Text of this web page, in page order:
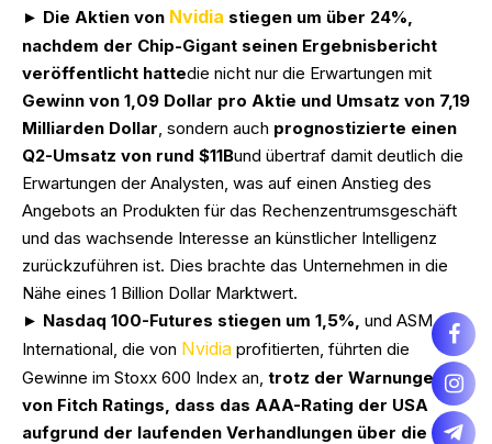
► Die Aktien von Nvidia stiegen um über 24%,
nachdem der Chip-Gigant seinen Ergebnisbericht
veröffentlicht hattedie nicht nur die Erwartungen mit
Gewinn von 1,09 Dollar pro Aktie und Umsatz von 7,19
Milliarden Dollar, sondern auch prognostizierte einen
Q2-Umsatz von rund $11Bund übertraf damit deutlich die
Erwartungen der Analysten, was auf einen Anstieg des
Angebots an Produkten für das Rechenzentrumsgeschäft
und das wachsende Interesse an künstlicher Intelligenz
zurückzuführen ist. Dies brachte das Unternehmen in die
Nähe eines 1 Billion Dollar Marktwert.
► Nasdaq 100-Futures stiegen um 1,5%, und ASM
International, die von Nvidia profitierten, führten die
Gewinne im Stoxx 600 Index an, trotz der Warnungen
von Fitch Ratings, dass das AAA-Rating der USA
aufgrund der laufenden Verhandlungen über die